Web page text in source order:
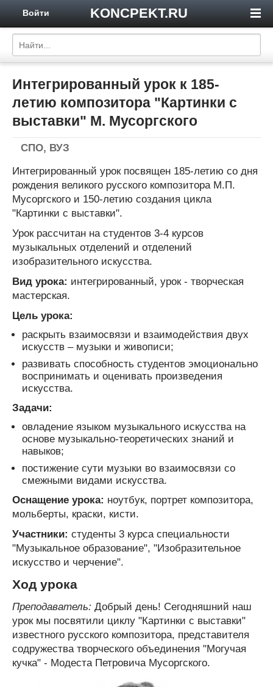
KONCPEKT.RU
Войти
Интегрированный урок к 185-
летию композитора "Картинки с
выставки" М. Мусоргского
СПО, ВУЗ
Интегрированный урок посвящен 185-летию со дня
рождения великого русского композитора М.П.
Мусоргского и 150-летию создания цикла
"Картинки с выставки".
Урок рассчитан на студентов 3-4 курсов
музыкальных отделений и отделений
изобразительного искусства.
Вид урока: интегрированный, урок - творческая
мастерская.
Цель урока:
раскрыть взаимосвязи и взаимодействия двух
искусств – музыки и живописи;
развивать способность студентов эмоционально
воспринимать и оценивать произведения
искусства.
Задачи:
овладение языком музыкального искусства на
основе музыкально-теоретических знаний и
навыков;
постижение сути музыки во взаимосвязи со
смежными видами искусства.
Оснащение урока: ноутбук, портрет композитора,
мольберты, краски, кисти.
Участники: студенты 3 курса специальности
"Музыкальное образование", "Изобразительное
искусство и черчение".
Ход урока
Преподаватель: Добрый день! Сегодняшний наш
урок мы посвятили циклу "Картинки с выставки"
известного русского композитора, представителя
содружества творческого объединения "Могучая
кучка" - Модеста Петровича Мусоргского.